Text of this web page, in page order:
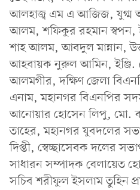
আলহাজ্ব এম এ আজিজ, যুগ্ম
আলম, শফিকুর রহমান স্বপন,
শাহ আলম, আবদুল মান্নান,
আহবায়ক নুরুল আমিন, ইঞ্জি.
আলমগীর, দক্ষিণ জেলা
এনাম, মহানগর বিএনপির
আনোয়ার হোসেন লিপু,
তাহের, মহানগর যুবদলের
দিপ্তী, স্বেচ্ছাসেবক দলের
সাধারন সম্পাদক বেলায়েত
সচিব শরীফুল ইসলাম তুহিন